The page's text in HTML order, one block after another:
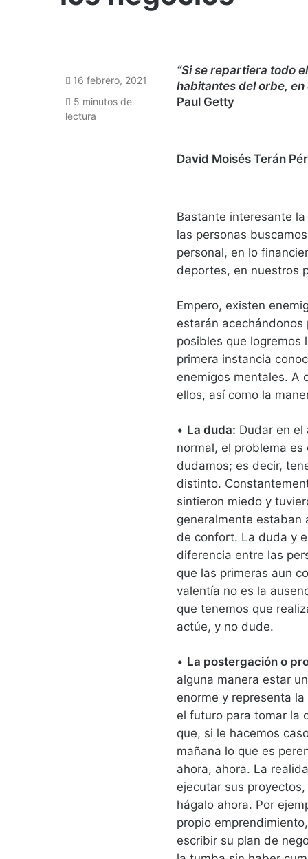
“Si se repartiera todo
habitantes del orbe, en
Paul Getty
David Moisés Terán
Bastante interesante
las personas
personal, en lo
deportes, en nuestros
Empero, existen
estarán
posibles que logremos
primera instancia
enemigos mentales. A
ellos, así como la
• La duda: Dudar en
normal, el problema
dudamos; es decir,
distinto.
sintieron miedo y
generalmente estaban
de confort. La duda y
diferencia entre las
que las primeras aun
valentía no es la
que tenemos que
actúe, y no dude.
• La postergación o
alguna manera estar
enorme y representa
el futuro para tomar la
que, si le hacemos
mañana lo que es
ahora, ahora. La
ejecutar sus
hágalo ahora. Por
propio
escribir su plan de
16 febrero, 2021
5 minutos de
lectura